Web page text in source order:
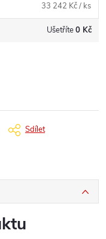
33 242 Kč/ ks
Ušetříte0 Kč
Sdílet